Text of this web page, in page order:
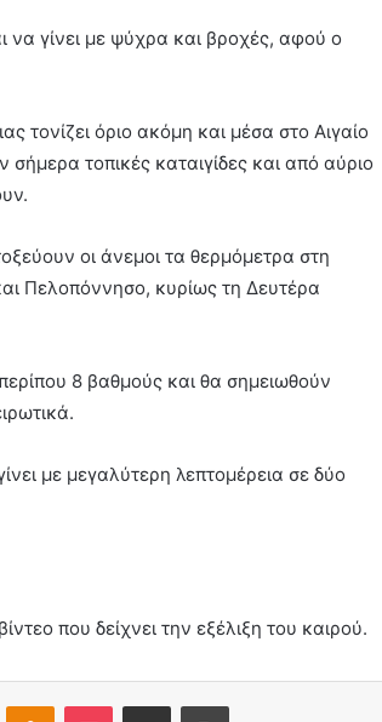
γίνει με ψύχρα και βροχές, αφού ο
τονίζει όριο ακόμη και μέσα στο Αιγαίο
τοπικές καταιγίδες και από αύριο
οι άνεμοι τα θερμόμετρα στη
Πελοπόννησο, κυρίως τη Δευτέρα
8 βαθμούς και θα σημειωθούν
με μεγαλύτερη λεπτομέρεια σε δύο
που δείχνει την εξέλιξη του καιρού.
Odnoklassniki
Pocket Share via Email Print